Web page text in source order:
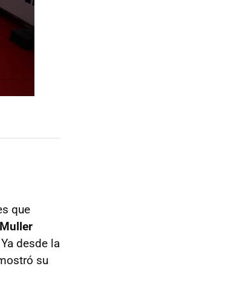
que
desde la
su